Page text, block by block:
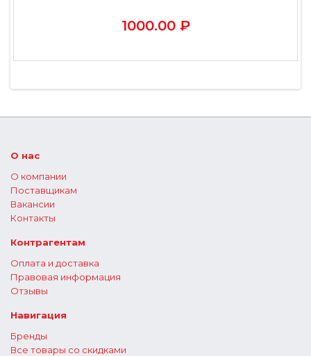
1000.00 ₽
О нас
О компании
Поставщикам
Вакансии
Контакты
Контрагентам
Оплата и доставка
Правовая информация
Отзывы
Навигация
Бренды
Все товары со скидками